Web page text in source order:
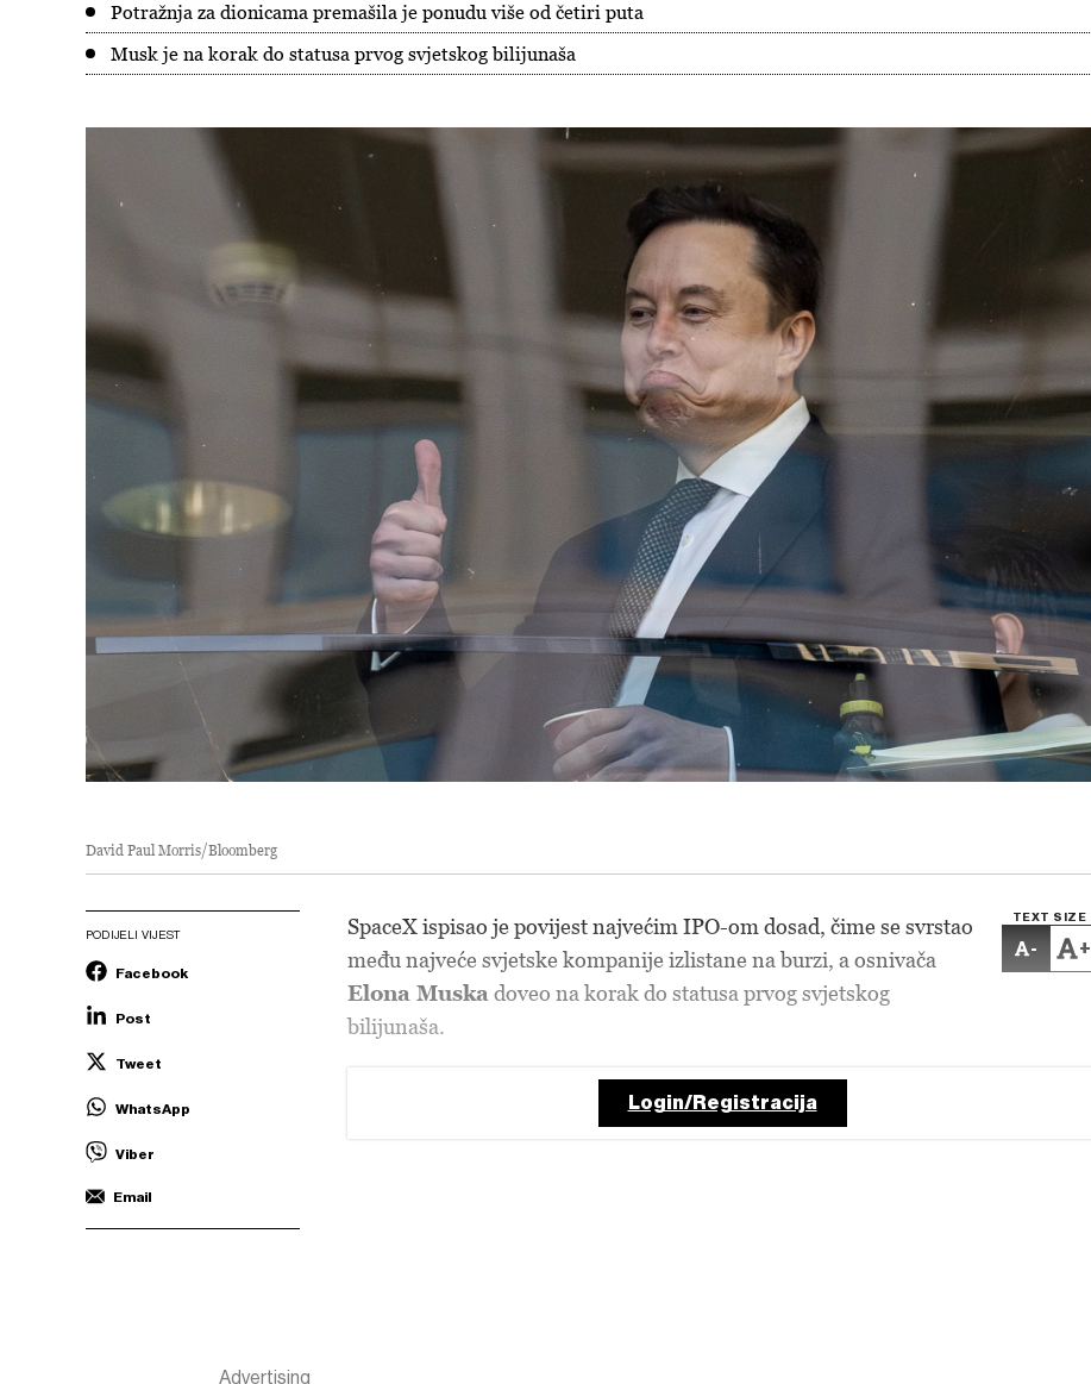
Potražnja za dionicama premašila je ponudu više od četiri puta
Musk je na korak do statusa prvog svjetskog bilijunaša
David Paul Morris/Bloomberg
PODIJELI VIJEST
Facebook
Post
Tweet
WhatsApp
Viber
Email
TEXT SIZE
- +
SpaceX ispisao je povijest najvećim IPO-om dosad, čime se svrstao
među najveće svjetske kompanije izlistane na burzi, a osnivača
Elona Muska doveo na korak do statusa prvog svjetskog
bilijunaša.
Login/Registracija